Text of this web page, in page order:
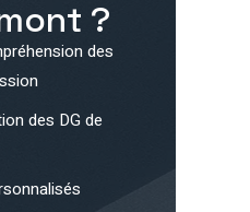
?
des
des DG de